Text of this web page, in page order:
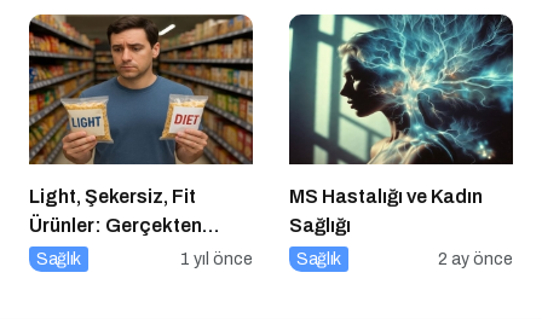
Light, Şekersiz, Fit
Ürünler: Gerçekten
Daha Sağlıklı mı?
Sağlık 1 yıl önce
MS Hastalığı ve Kadın
Sağlığı
Sağlık 2 ay önce